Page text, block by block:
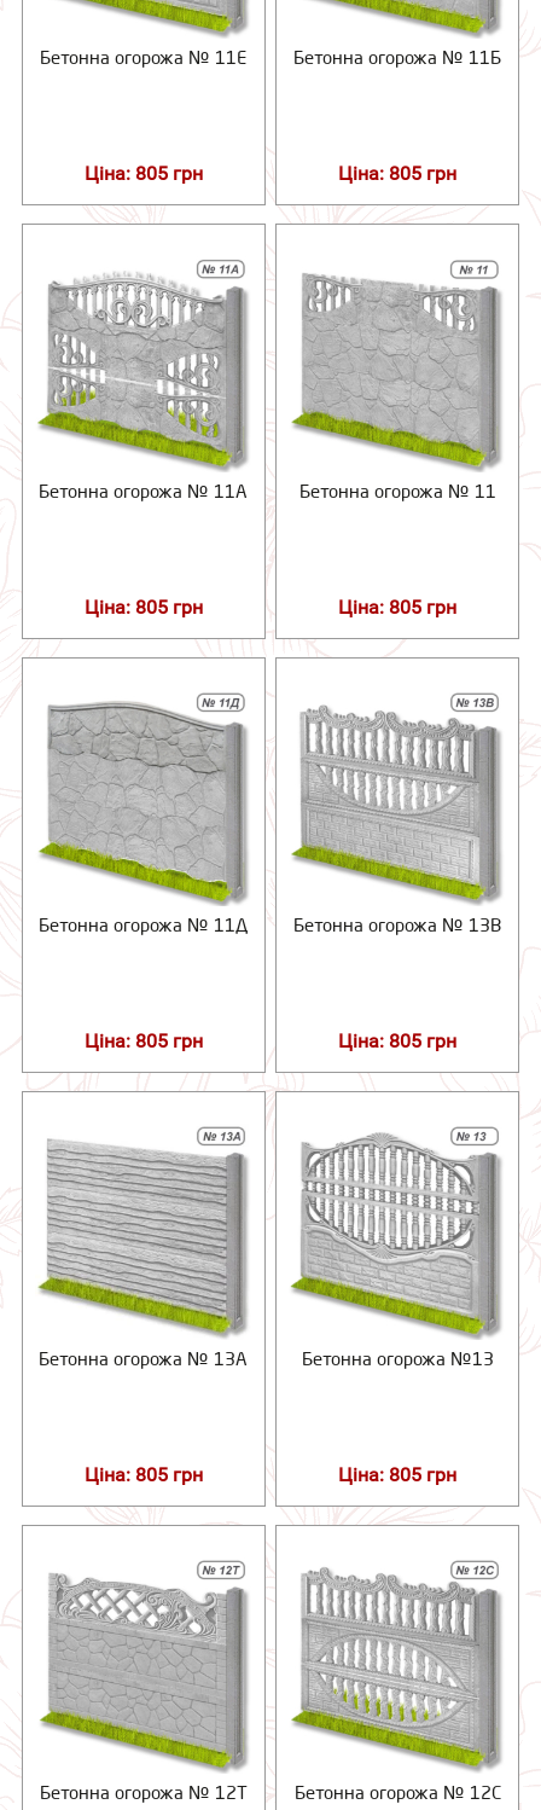
Бетонна огорожа № 11Е
Ціна: 805 грн
Бетонна огорожа № 11Б
Ціна: 805 грн
Бетонна огорожа № 11А
Ціна: 805 грн
Бетонна огорожа № 11
Ціна: 805 грн
Бетонна огорожа № 11Д
Ціна: 805 грн
Бетонна огорожа № 13В
Ціна: 805 грн
Бетонна огорожа № 13А
Ціна: 805 грн
Бетонна огорожа №13
Ціна: 805 грн
Бетонна огорожа № 12Т Бетонна огорожа № 12С